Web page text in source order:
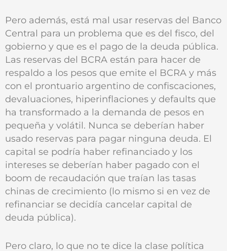
Pero además, está mal usar reservas del Banco
Central para un problema que es del fisco, del
gobierno y que es el pago de la deuda pública.
Las reservas del BCRA están para hacer de
respaldo a los pesos que emite el BCRA y más
con el prontuario argentino de confiscaciones,
devaluaciones, hiperinflaciones y defaults que
ha transformado a la demanda de pesos en
pequeña y volátil. Nunca se deberían haber
usado reservas para pagar ninguna deuda. El
capital se podría haber refinanciado y los
intereses se deberían haber pagado con el
boom de recaudación que traían las tasas
chinas de crecimiento (lo mismo si en vez de
refinanciar se decidía cancelar capital de
deuda pública).
Pero claro, lo que no te dice la clase política